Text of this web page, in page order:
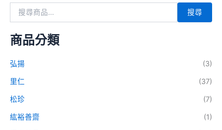
搜尋
商品分類
弘揚
(3)
里仁
(37)
松珍
(7)
紘裕善齋
(1)